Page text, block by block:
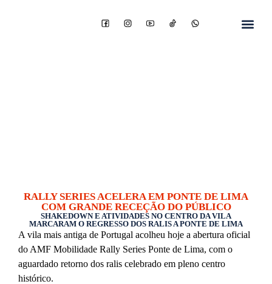
RALLY SERIES ACELERA EM PONTE DE LIMA
COM GRANDE RECEÇÃO DO PÚBLICO
SHAKEDOWN E ATIVIDADES NO CENTRO DA VILA
MARCARAM O REGRESSO DOS RALIS A PONTE DE LIMA
A vila mais antiga de Portugal acolheu hoje a abertura oficial
do AMF Mobilidade Rally Series Ponte de Lima, com o
aguardado retorno dos ralis celebrado em pleno centro
histórico.